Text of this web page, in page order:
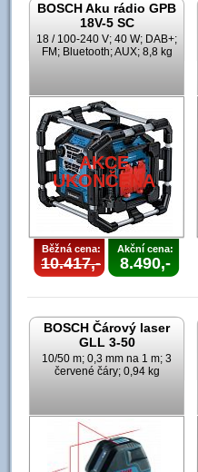
BOSCH Aku rádio GPB
18V-5 SC
18 / 100-240 V; 40 W; DAB+;
FM; Bluetooth; AUX; 8,8 kg
AKCE
UKONČENA
Běžná cena:
10.417,-
Akční cena:
8.490,-
BOSCH Čárový laser
GLL 3-50
10/50 m; 0,3 mm na 1 m; 3
červené čáry; 0,94 kg